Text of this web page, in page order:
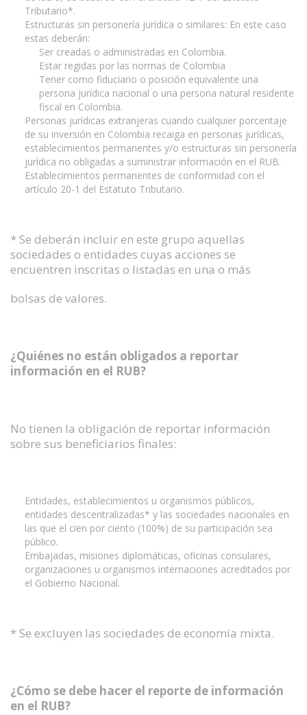
Tributario*.
Estructuras sin personería jurídica o similares: En este caso
estas deberán:
Ser creadas o administradas en Colombia.
Estar regidas por las normas de Colombia
Tener como fiduciario o posición equivalente una
persona jurídica nacional o una persona natural residente
fiscal en Colombia.
Personas jurídicas extranjeras cuando cualquier porcentaje
de su inversión en Colombia recaiga en personas jurídicas,
establecimientos permanentes y/o estructuras sin personería
jurídica no obligadas a suministrar información en el RUB.
Establecimientos permanentes de conformidad con el
artículo 20-1 del Estatuto Tributario.
* Se deberán incluir en este grupo aquellas
sociedades o entidades cuyas acciones se
encuentren inscritas o listadas en una o más
bolsas de valores.
¿Quiénes no están obligados a reportar
información en el RUB?
No tienen la obligación de reportar información
sobre sus beneficiarios finales:
Entidades, establecimientos u organismos públicos,
entidades descentralizadas* y las sociedades nacionales en
las que el cien por ciento (100%) de su participación sea
público.
Embajadas, misiones diplomáticas, oficinas consulares,
organizaciones u organismos internaciones acreditados por
el Gobierno Nacional.
* Se excluyen las sociedades de economía mixta.
¿Cómo se debe hacer el reporte de información
en el RUB?